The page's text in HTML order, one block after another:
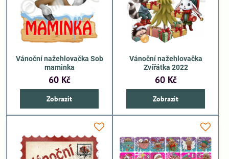
Vánoční nažehlovačka Sob
maminka
60 Kč
Zobrazit
Vánoční nažehlovačka
Zvířátka 2022
60 Kč
Zobrazit